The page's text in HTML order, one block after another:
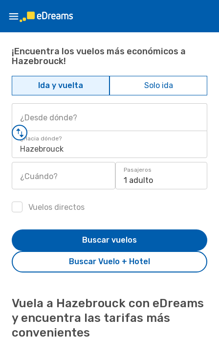
¡Encuentra los vuelos más económicos a
Hazebrouck!
Ida y vuelta Solo ida
¿Desde dónde?
¿Hacia dónde?
Hazebrouck
¿Cuándo?
Pasajeros
1 adulto
Vuelos directos
Buscar Vuelo + Hotel
Buscar vuelos
Vuela a Hazebrouck con eDreams
y encuentra las tarifas más
convenientes